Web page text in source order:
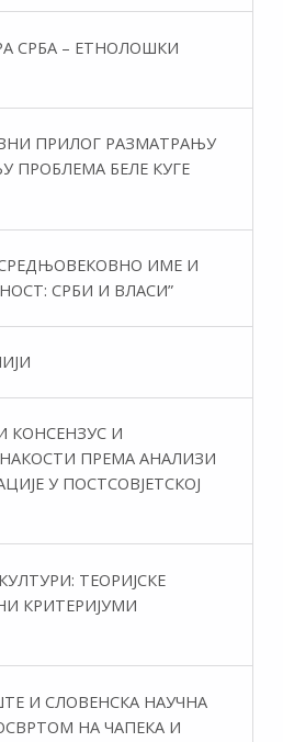
СРБА – ЕТНОЛОШКИ
ПРИЛОГ РАЗМАТРАЊУ
ПРОБЛЕМА БЕЛЕ КУГЕ
ИМЕ И
СРБИ И ВЛАСИ”
КОНСЕНЗУС И
ПРЕМА АНАЛИЗИ
У ПОСТСОВЈЕТСКОЈ
ТЕОРИЈСКЕ
КРИТЕРИЈУМИ
И СЛОВЕНСКА НАУЧНА
НА ЧАПЕКА И